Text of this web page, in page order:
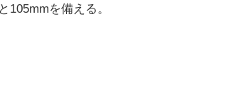
105mmを備える。